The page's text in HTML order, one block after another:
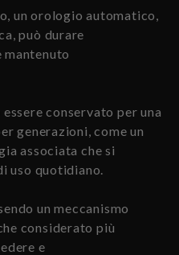
un orologio automatico,
può durare
mantenuto
conservato per una
generazioni, come un
associata che si
uso quotidiano.
un meccanismo
considerato più
e